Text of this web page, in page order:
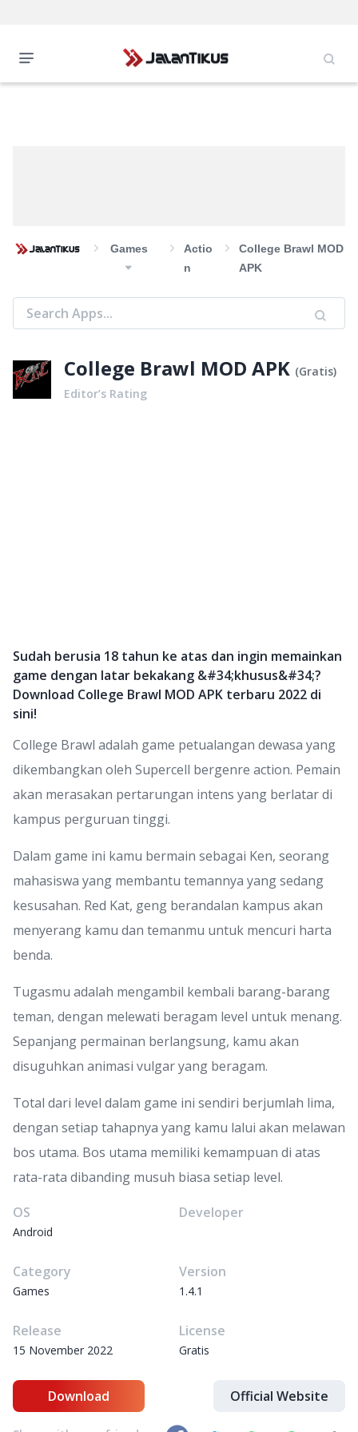
Games
Actio
N
College Brawl MOD
APK
College Brawl MOD APK (Gratis)
Editor’s Rating
Sudah berusia 18 tahun ke atas dan ingin memainkan
game dengan latar bekakang &#34;khusus&#34;?
Download College Brawl MOD APK terbaru 2022 di
sini!
College Brawl adalah game petualangan dewasa yang
dikembangkan oleh Supercell bergenre action. Pemain
akan merasakan pertarungan intens yang berlatar di
kampus perguruan tinggi.
Dalam game ini kamu bermain sebagai Ken, seorang
mahasiswa yang membantu temannya yang sedang
kesusahan. Red Kat, geng berandalan kampus akan
menyerang kamu dan temanmu untuk mencuri harta
benda.
Tugasmu adalah mengambil kembali barang-barang
teman, dengan melewati beragam level untuk menang.
Sepanjang permainan berlangsung, kamu akan
disuguhkan animasi vulgar yang beragam.
Total dari level dalam game ini sendiri berjumlah lima,
dengan setiap tahapnya yang kamu lalui akan melawan
bos utama. Bos utama memiliki kemampuan di atas
rata-rata dibanding musuh biasa setiap level.
OS
Android
Developer
Category
Games
Version
1.4.1
Release
15 November 2022
License
Gratis
Download Official Website